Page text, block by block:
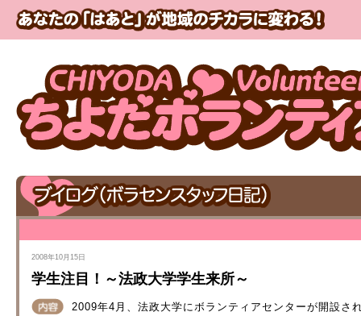
2008年10月15日
学生注目！～法政大学学生来所～
2009年4月、法政大学にボランティアセンターが開設さ